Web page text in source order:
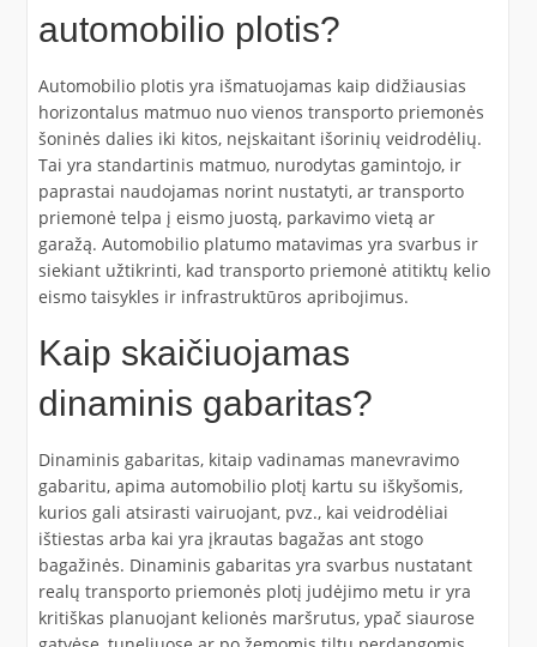
automobilio plotis?
Automobilio plotis yra išmatuojamas kaip didžiausias
horizontalus matmuo nuo vienos transporto priemonės
šoninės dalies iki kitos, neįskaitant išorinių veidrodėlių.
Tai yra standartinis matmuo, nurodytas gamintojo, ir
paprastai naudojamas norint nustatyti, ar transporto
priemonė telpa į eismo juostą, parkavimo vietą ar
garažą. Automobilio platumo matavimas yra svarbus ir
siekiant užtikrinti, kad transporto priemonė atitiktų kelio
eismo taisykles ir infrastruktūros apribojimus.
Kaip skaičiuojamas
dinaminis gabaritas?
Dinaminis gabaritas, kitaip vadinamas manevravimo
gabaritu, apima automobilio plotį kartu su iškyšomis,
kurios gali atsirasti vairuojant, pvz., kai veidrodėliai
ištiestas arba kai yra įkrautas bagažas ant stogo
bagažinės. Dinaminis gabaritas yra svarbus nustatant
realų transporto priemonės plotį judėjimo metu ir yra
kritiškas planuojant kelionės maršrutus, ypač siaurose